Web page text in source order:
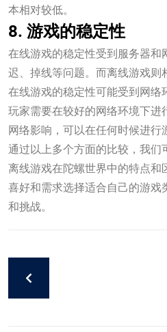
本相对较低。
8. 游戏的稳定性
在线游戏的稳定性受到服务器和
迟、掉线等问题。而离线游戏则
在线游戏的稳定性可能受到网络
玩家需要在较好的网络环境下进
网络影响，可以在任何时候进行
通过以上多个方面的比较，我们
离线游戏在陀螺世界中的特点和
喜好和需求选择适合自己的游戏
和挑战。